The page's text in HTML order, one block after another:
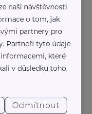
naší návštěvnosti
o tom, jak
partnery pro
Partneři tyto údaje
které
v důsledku toho,
Odmítnout